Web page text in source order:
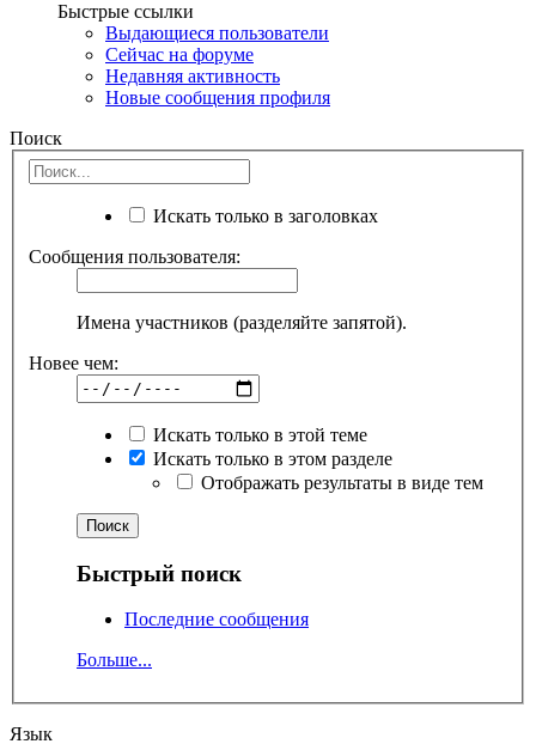
Быстрые ссылки
Выдающиеся пользователи
Сейчас на форуме
Недавняя активность
Новые сообщения профиля
Поиск
Искать только в заголовках
Сообщения пользователя:
Имена участников (разделяйте запятой).
Новее чем:
Искать только в этой теме
Искать только в этом разделе
Отображать результаты в виде тем
Быстрый поиск
Последние сообщения
Больше...
Язык